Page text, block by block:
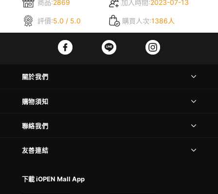
商品:2869 加入時間:2023-07-13
評價:5.0 / 5.0 購買人次:1386人
關於我們
購物須知
聯絡我們
友善連結
下載 iOPEN Mall App